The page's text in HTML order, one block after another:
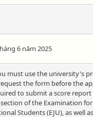
6 năm 2025
must use the university's
the form before the
to submit a score report
of the Examination
Students (EJU), as well